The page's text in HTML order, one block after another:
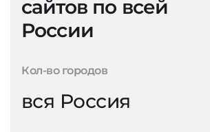
сайтов по всей
России
Кол-во городов
вся Россия